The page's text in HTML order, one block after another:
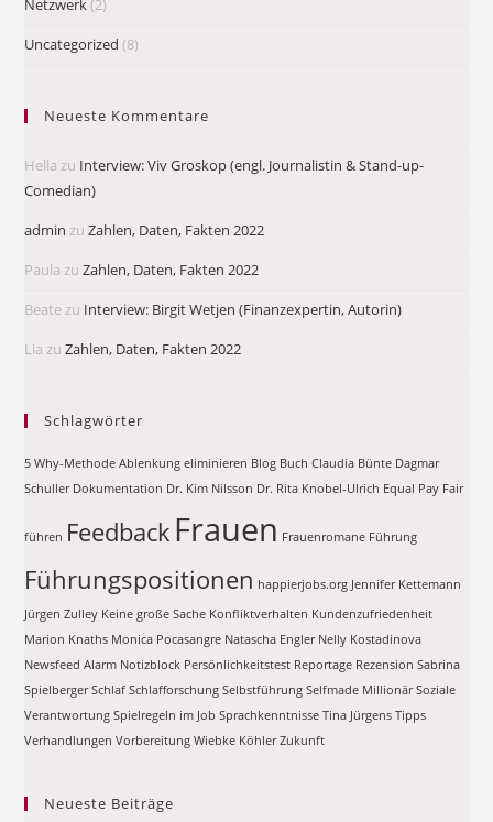
Netzwerk(2)
Uncategorized (8)
Neueste Kommentare
Hella zu Interview: Viv Groskop (engl. Journalistin & Stand-up-
Comedian)
admin zuZahlen, Daten, Fakten 2022
Paula zuZahlen, Daten, Fakten 2022
Beatezu Interview: Birgit Wetjen (Finanzexpertin, Autorin)
Lia zuZahlen, Daten, Fakten 2022
Schlagwörter
5 Why-Methode Ablenkung eliminieren Blog Buch Claudia Bünte Dagmar
Schuller Dokumentation Dr. Kim Nilsson Dr. Rita Knobel-Ulrich Equal Pay Fair
führen Feedback Frauen Frauenromane Führung
Führungspositionen happierjobs.org Jennifer Kettemann
Jürgen Zulley Keine große Sache Konfliktverhalten Kundenzufriedenheit
Marion Knaths Monica Pocasangre Natascha Engler Nelly Kostadinova
Newsfeed Alarm Notizblock Persönlichkeitstest Reportage Rezension Sabrina
Spielberger Schlaf Schlafforschung Selbstführung Selfmade Millionär Soziale
Verantwortung Spielregeln im Job Sprachkenntnisse Tina Jürgens Tipps
Verhandlungen Vorbereitung Wiebke Köhler Zukunft
Neueste Beiträge